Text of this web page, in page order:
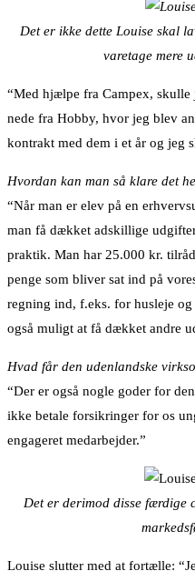
Det er ikke dette Louise skal
varetage mere
“Med hjælpe fra Campex, skulle
nede fra Hobby, hvor jeg blev
kontrakt med dem i et år og jeg
Hvordan kan man så klare det
“Når man er elev på en
man få dækket adskillige
praktik. Man har 25.000 kr.
penge som bliver sat ind på
regning ind, f.eks. for husleje
også muligt at få dækket andre
Hvad får den udenlandske
“Der er også nogle goder for
ikke betale forsikringer for os
engageret medarbejder.”
Det er derimod disse færdige
Louise slutter med at fortælle: